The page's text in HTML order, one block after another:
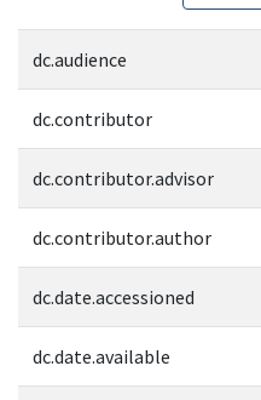
dc.audience
dc.contributor
dc.contributor.advisor
dc.contributor.author
dc.date.accessioned
dc.date.available